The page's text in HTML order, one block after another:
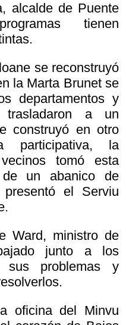
alcalde de Puente
tienen
se reconstruyó
la Marta Brunet se
departamentos y
a un
construyó en otro
participativa, la
tomó esta
de un abanico de
el Serviu
Ward, ministro de
junto a los
sus problemas y
oficina del Minvu